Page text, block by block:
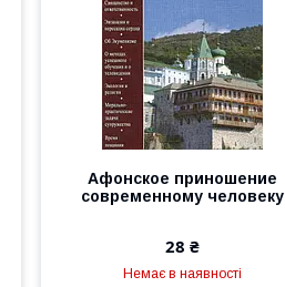
Афонское приношение
современному человеку
28 ₴
Немає в наявності